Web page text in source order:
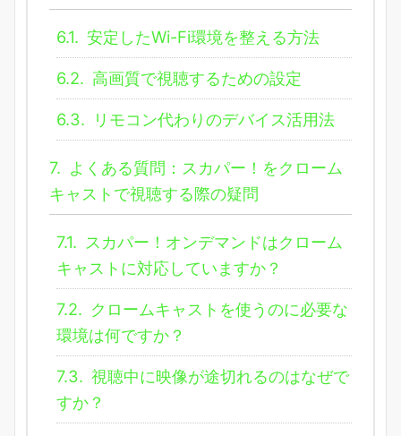
6.1. 安定したWi-Fi環境を整える方法
6.2. 高画質で視聴するための設定
6.3. リモコン代わりのデバイス活用法
7. よくある質問：スカパー！をクローム
キャストで視聴する際の疑問
7.1. スカパー！オンデマンドはクローム
キャストに対応していますか？
7.2. クロームキャストを使うのに必要な
環境は何ですか？
7.3. 視聴中に映像が途切れるのはなぜで
すか？